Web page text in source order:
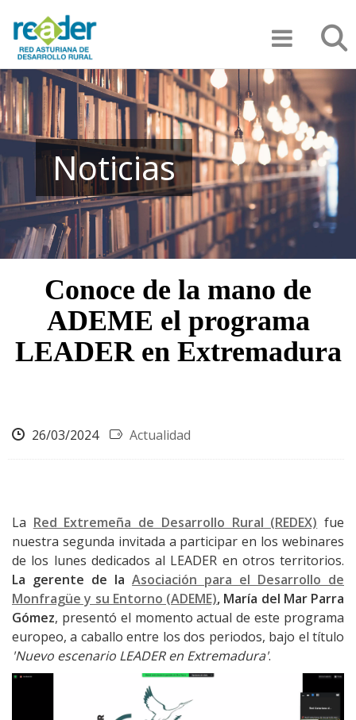
contenido
principal
Noticias
Conoce de la mano de
ADEME el programa
LEADER en Extremadura
26/03/2024 Actualidad
La Red Extremeña de Desarrollo Rural (REDEX) fue
nuestra segunda invitada a participar en los webinares
de los lunes dedicados al LEADER en otros territorios.
La gerente de la Asociación para el Desarrollo de
Monfragüe y su Entorno (ADEME), María del Mar Parra
Gómez, presentó el momento actual de este programa
europeo, a caballo entre los dos periodos, bajo el título
'Nuevo escenario LEADER en Extremadura'.